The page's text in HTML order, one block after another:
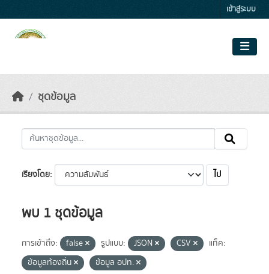
เข้าสู่ระบบ
ชุดข้อมูล
เรียงโดย ไป
พบ 1 ชุดข้อมูล
การเข้าถึง: false รูปแบบ: JSON CSV
แท็ค:
ข้อมูลท้องถิ่น
ข้อมูล อปท.